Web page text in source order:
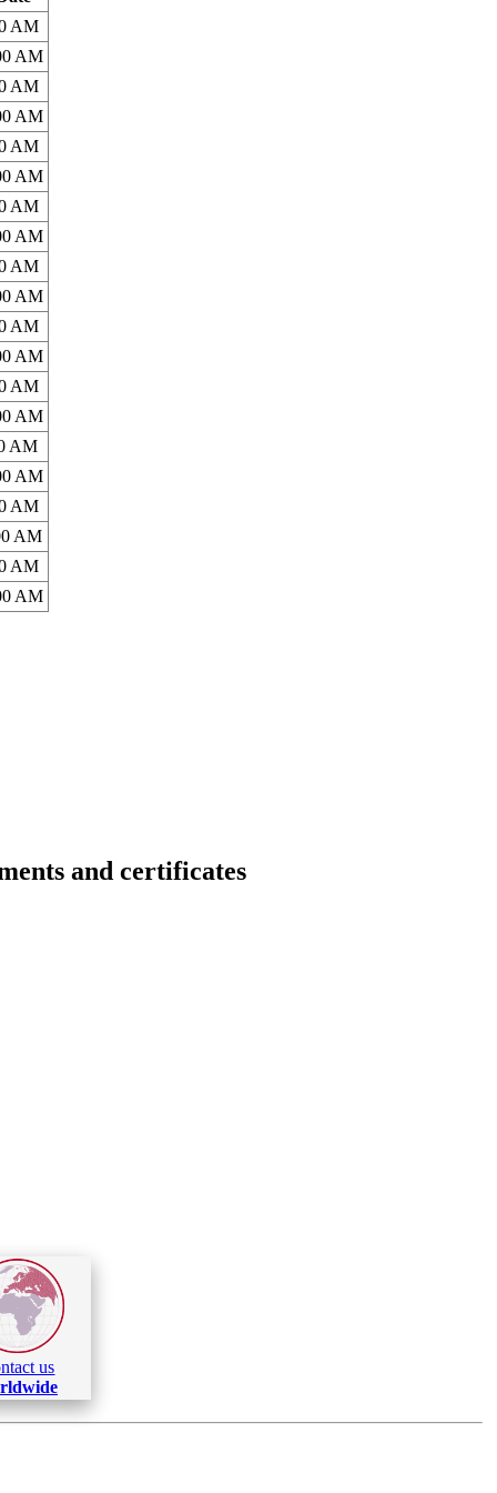
AM
AM
AM
AM
AM
AM
AM
AM
AM
AM
AM
AM
AM
AM
AM
AM
AM
AM
AM
AM
and certificates
us